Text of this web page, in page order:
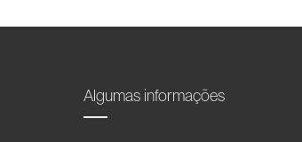
Algumas informações